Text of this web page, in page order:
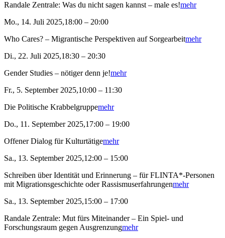
Randale Zentrale: Was du nicht sagen kannst – male es!mehr
Mo., 14. Juli 2025,18:00 – 20:00
Who Cares? – Migrantische Perspektiven auf Sorgearbeitmehr
Di., 22. Juli 2025,18:30 – 20:30
Gender Studies – nötiger denn je!mehr
Fr., 5. September 2025,10:00 – 11:30
Die Politische Krabbelgruppemehr
Do., 11. September 2025,17:00 – 19:00
Offener Dialog für Kulturtätigemehr
Sa., 13. September 2025,12:00 – 15:00
Schreiben über Identität und Erinnerung – für FLINTA*-Personen
mit Migrationsgeschichte oder Rassismuserfahrungenmehr
Sa., 13. September 2025,15:00 – 17:00
Randale Zentrale: Mut fürs Miteinander – Ein Spiel- und
Forschungsraum gegen Ausgrenzungmehr